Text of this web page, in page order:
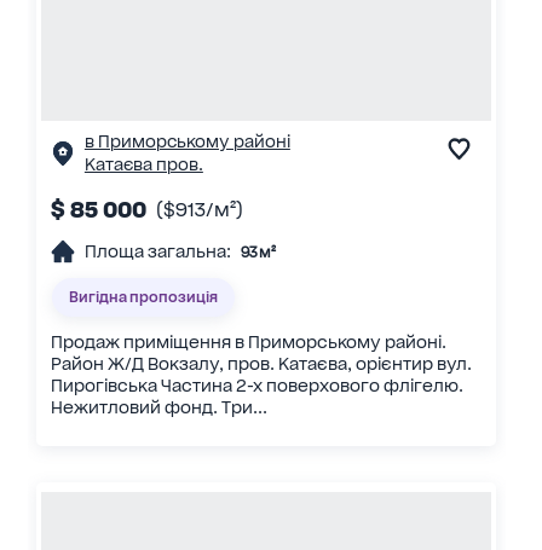
в Приморському районі
Катаєва пров.
$ 85 000 ($913/м²)
Площа загальна: 93 м²
Вигідна пропозиція
Продаж приміщення в Приморському районі.
Район Ж/Д Вокзалу, пров. Катаєва, орієнтир вул.
Пирогівська Частина 2-х поверхового флігелю.
Нежитловий фонд. Три...